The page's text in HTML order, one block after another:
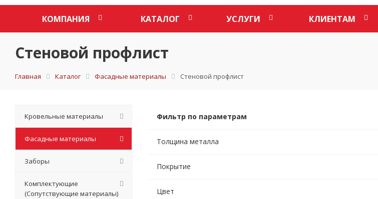
КОМПАНИЯ КАТАЛОГ УСЛУГИ КЛИЕНТАМ
Стеновой профлист
Главная Каталог Фасадные материалы Стеновой профлист
Фильтр по параметрам
Толщина металла
Покрытие
Цвет
Кровельные материалы
Фасадные материалы
Заборы
Комплектующие
(Сопутствующие материалы)